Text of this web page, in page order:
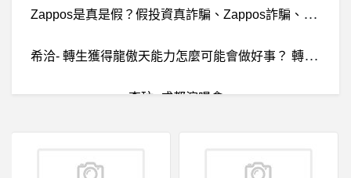
Z
appos是真是假？假投資真詐騙、Zappos詐騙、Zappos假電商平台、跨境電商詐騙、假冒Zappos電商平台目前行騙中
希
洽- 轉生獲得龍傲天能力怎麼可能會做好事？ 轉生獲得龍傲天能力怎麼可能會做好事？
李玟- 成都演唱會